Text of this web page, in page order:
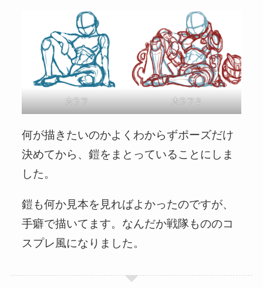
大ラフ 大ラフ２
何が描きたいのかよくわからずポーズだけ
決めてから、鎧をまとっていることにしま
した。
鎧も何か見本を見ればよかったのですが、
手癖で描いてます。なんだか戦隊もののコ
スプレ風になりました。